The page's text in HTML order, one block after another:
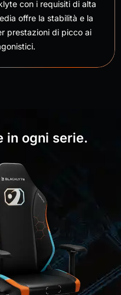
con i requisiti di alta
offre la stabilità e la
prestazioni di picco ai
in ogni serie.